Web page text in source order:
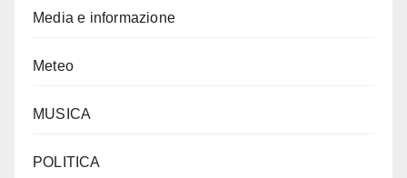
Media e informazione
Meteo
MUSICA
POLITICA